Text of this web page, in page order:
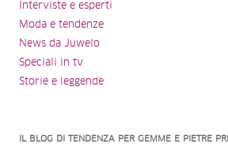
Interviste e esperti
Moda e tendenze
News da Juwelo
Speciali in tv
Storie e leggende
IL BLOG DI TENDENZA PER GEMME E PIETRE